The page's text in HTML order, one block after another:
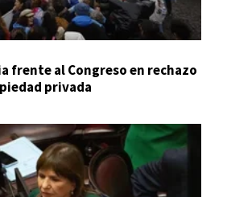
frente al Congreso en rechazo
privada